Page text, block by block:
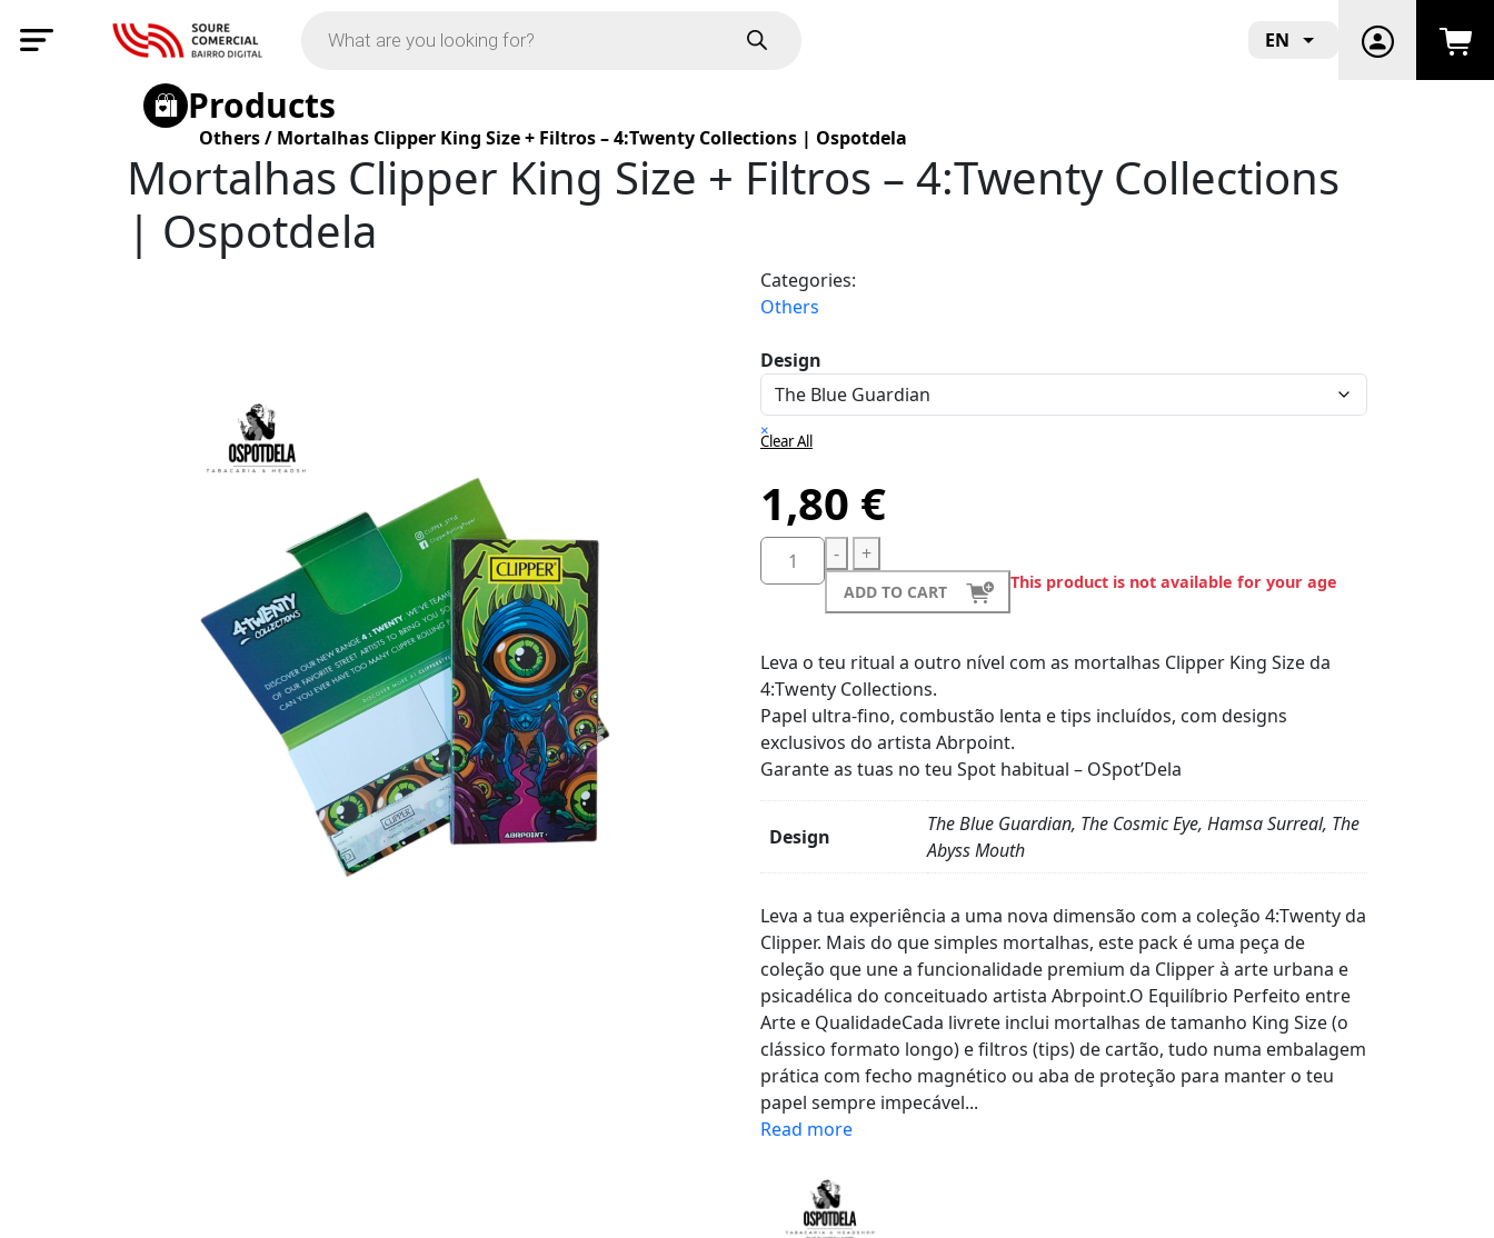
EN
Products
Others/ Mortalhas Clipper King Size + Filtros – 4:Twenty Collections | Ospotdela
Mortalhas Clipper King Size + Filtros – 4:Twenty Collections
| Ospotdela
Categories:
Others
Design
×
Clear All
1,80 €
- +
ADD TO CART This product is not available for your age
Leva o teu ritual a outro nível com as mortalhas Clipper King Size da
4:Twenty Collections.
Papel ultra-fino, combustão lenta e tips incluídos, com designs
exclusivos do artista Abrpoint.
Garante as tuas no teu Spot habitual – OSpot’Dela
Design
The Blue Guardian, The Cosmic Eye, Hamsa Surreal, The
Abyss Mouth
Details
​Leva a tua experiência a uma nova dimensão com a coleção 4:Twenty da
Clipper. Mais do que simples mortalhas, este pack é uma peça de
coleção que une a funcionalidade premium da Clipper à arte urbana e
psicadélica do conceituado artista Abrpoint.O Equilíbrio Perfeito entre
Arte e QualidadeCada livrete inclui mortalhas de tamanho King Size (o
clássico formato longo) e filtros (tips) de cartão, tudo numa embalagem
prática com fecho magnético ou aba de proteção para manter o teu
papel sempre impecável...
Read more